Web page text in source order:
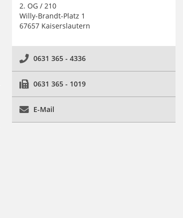
2. OG / 210
Willy-Brandt-Platz 1
67657 Kaiserslautern
0631 365 - 4336
0631 365 - 1019
E-Mail